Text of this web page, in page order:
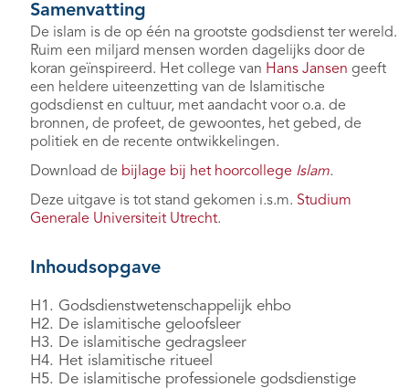
Samenvatting
De islam is de op één na grootste godsdienst ter wereld.
Ruim een miljard mensen worden dagelijks door de
koran geïnspireerd. Het college van Hans Jansen geeft
een heldere uiteenzetting van de Islamitische
godsdienst en cultuur, met aandacht voor o.a. de
bronnen, de profeet, de gewoontes, het gebed, de
politiek en de recente ontwikkelingen.
Download de bijlage bij het hoorcollege Islam.
Deze uitgave is tot stand gekomen i.s.m. Studium
Generale Universiteit Utrecht.
Inhoudsopgave
H1. Godsdienstwetenschappelijk ehbo
H2. De islamitische geloofsleer
H3. De islamitische gedragsleer
H4. Het islamitische ritueel
H5. De islamitische professionele godsdienstige